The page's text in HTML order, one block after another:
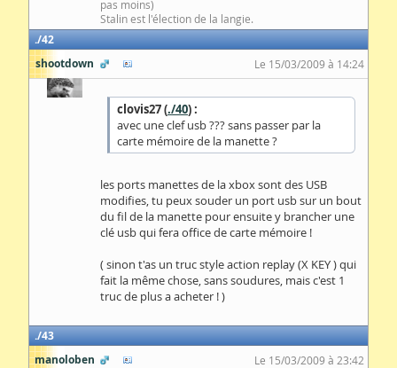
pas moins)
Stalin est l'élection de la langie.
42
shootdown
Le 15/03/2009 à 14:24
clovis27 (./40) :
avec une clef usb ??? sans passer par la
carte mémoire de la manette ?
les ports manettes de la xbox sont des USB
modifies, tu peux souder un port usb sur un bout
du fil de la manette pour ensuite y brancher une
clé usb qui fera office de carte mémoire !
( sinon t'as un truc style action replay (X KEY ) qui
fait la même chose, sans soudures, mais c'est 1
truc de plus a acheter ! )
43
manoloben
Le 15/03/2009 à 23:42